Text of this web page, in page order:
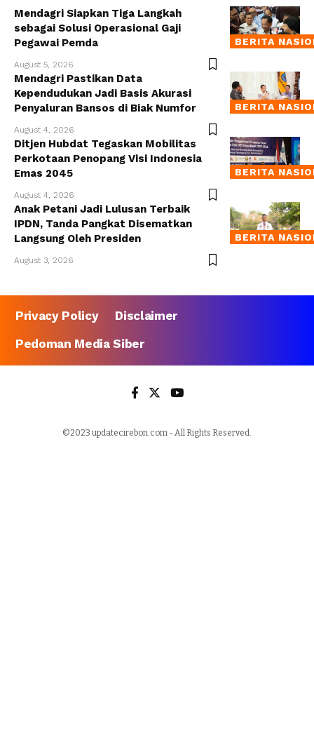
BERITA
Mendagri Siapkan Tiga Langkah
sebagai Solusi Operasional Gaji
Pegawai Pemda
August 5, 2026
BERITA
Mendagri Pastikan Data
Kependudukan Jadi Basis Akurasi
Penyaluran Bansos di Biak Numfor
August 4, 2026
BERITA
Ditjen Hubdat Tegaskan Mobilitas
Perkotaan Penopang Visi Indonesia
Emas 2045
August 4, 2026
BERITA
Anak Petani Jadi Lulusan Terbaik
IPDN, Tanda Pangkat Disematkan
Langsung Oleh Presiden
August 3, 2026
Privacy Policy
Disclaimer
Pedoman Media Siber
©2023 updatecirebon.com - All Rights Reserved.